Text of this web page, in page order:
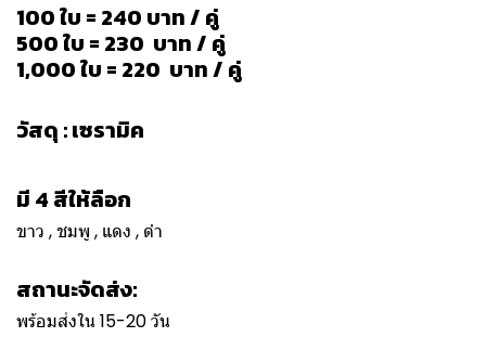
100 ใบ = 240 บาท / คู่
500 ใบ = 230 บาท / คู่
1,000 ใบ = 220 บาท / คู่
วัสดุ : เซรามิค
มี 4 สีให้ลือก
ขาว , ชมพู , แดง , ดำ
สถานะจัดส่ง:
พร้อมส่งใน 15-20 วัน